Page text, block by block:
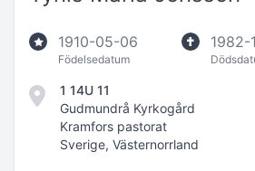
1910-05-06
Födelsedatum
1982-
1 14U 11
Gudmundrå Kyrkogård
Kramfors pastorat
Sverige, Västernorrland